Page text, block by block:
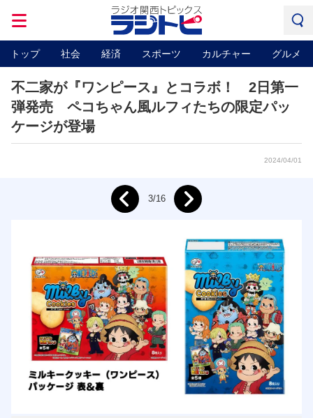
トップ 社会 経済 スポーツ カルチャー グルメ
不二家が『ワンピース』とコラボ！ 2日第一
弾発売 ペコちゃん風ルフィたちの限定パッ
ケージが登場
2024/04/01
3/16